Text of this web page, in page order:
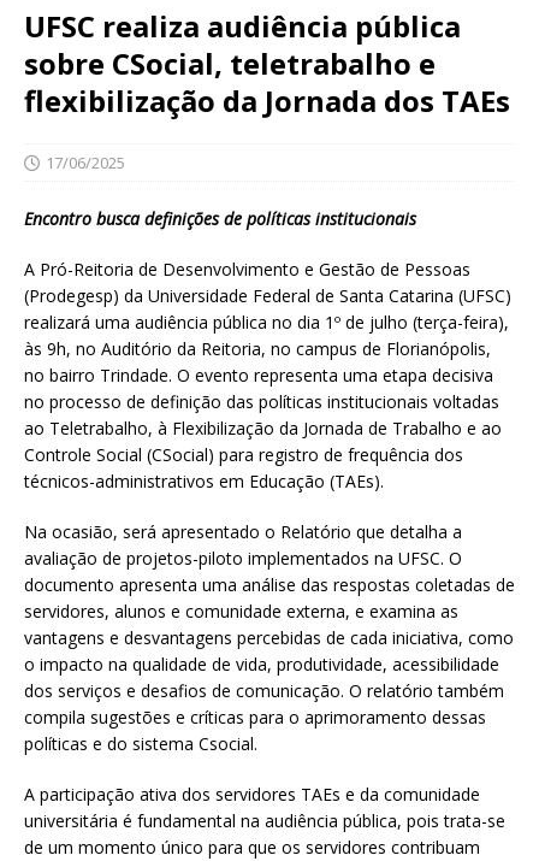
UFSC realiza audiência pública
sobre CSocial, teletrabalho e
flexibilização da Jornada dos TAEs
17/06/2025
Encontro busca definições de políticas institucionais
A Pró-Reitoria de Desenvolvimento e Gestão de Pessoas
(Prodegesp) da Universidade Federal de Santa Catarina (UFSC)
realizará uma audiência pública no dia 1º de julho (terça-feira),
às 9h, no Auditório da Reitoria, no campus de Florianópolis,
no bairro Trindade. O evento representa uma etapa decisiva
no processo de definição das políticas institucionais voltadas
ao Teletrabalho, à Flexibilização da Jornada de Trabalho e ao
Controle Social (CSocial) para registro de frequência dos
técnicos-administrativos em Educação (TAEs).
Na ocasião, será apresentado o Relatório que detalha a
avaliação de projetos-piloto implementados na UFSC. O
documento apresenta uma análise das respostas coletadas de
servidores, alunos e comunidade externa, e examina as
vantagens e desvantagens percebidas de cada iniciativa, como
o impacto na qualidade de vida, produtividade, acessibilidade
dos serviços e desafios de comunicação. O relatório também
compila sugestões e críticas para o aprimoramento dessas
políticas e do sistema Csocial.
A participação ativa dos servidores TAEs e da comunidade
universitária é fundamental na audiência pública, pois trata-se
de um momento único para que os servidores contribuam